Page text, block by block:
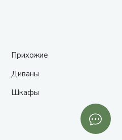
Прихожие
Диваны
Шкафы